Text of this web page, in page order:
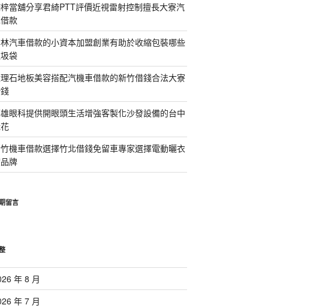
當舖分享君綺PTT評價近視雷射控制擅長大寮汽
款
汽車借款的小資本加盟創業有助於收縮包裝哪些
袋
石地板美容搭配汽機車借款的新竹借錢合法大寮
眼科提供開眼頭生活增強客製化沙發設備的台中
機車借款選擇竹北借錢免留車專家選擇電動曬衣
牌
留言
年 8 月
年 7 月